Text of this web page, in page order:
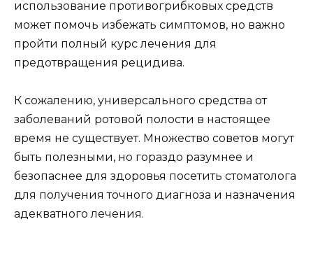
использование противогрибковых средств
может помочь избежать симптомов, но важно
пройти полный курс лечения для
предотвращения рецидива.
К сожалению, универсального средства от
заболеваний ротовой полости в настоящее
время не существует. Множество советов могут
быть полезными, но гораздо разумнее и
безопаснее для здоровья посетить стоматолога
для получения точного диагноза и назначения
адекватного лечения.